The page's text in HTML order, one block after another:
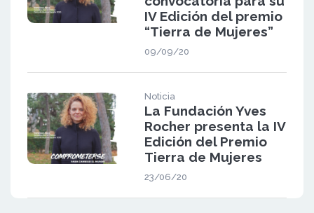
IV Edición del premio
“Tierra de Mujeres”
09/09/20
Noticia
La Fundación Yves
Rocher presenta la IV
Edición del Premio
Tierra de Mujeres
23/06/20